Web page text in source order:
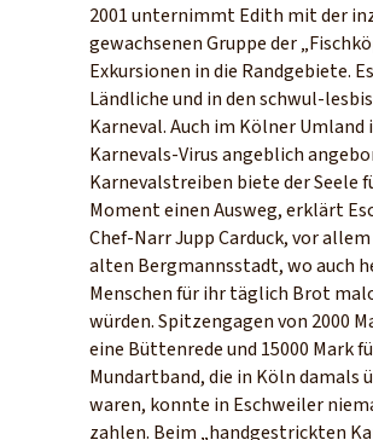
2001 unternimmt Edith mit der
gewachsenen Gruppe der
Exkursionen in die Randgebiete.
Ländliche und in den schwul-
Karneval. Auch im Kölner Umland
Karnevals-Virus angeblich
Karnevalstreiben biete der Seele
Moment einen Ausweg, erklärt
Chef-Narr Jupp Carduck, vor
alten Bergmannsstadt, wo auch
Menschen für ihr täglich Brot
würden. Spitzengagen von 2000
eine Büttenrede und 15000 Mark
Mundartband, die in Köln damals
waren, konnte in Eschweiler
zahlen. Beim „handgestrickten